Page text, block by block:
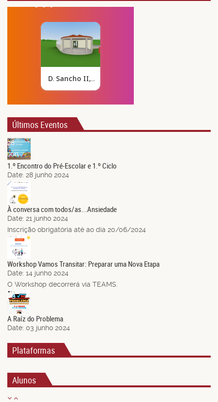
Últimos Eventos
28
Jun.
1.º Encontro do Pré-Escolar e 1.º Ciclo
Date: 28 junho 2024
21
Jun.
À conversa com todos/as...Ansiedade
Date: 21 junho 2024
Inscrição obrigatória até ao dia 20/06/2024
Jun.
Workshop Vamos Transitar: Preparar uma Nova Etapa
Date: 14 junho 2024
O Workshop decorrerá via TEAMS.
03
Jun.
A Raíz do Problema
Date: 03 junho 2024
Plataformas
Alunos